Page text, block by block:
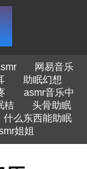
网易音乐
助眠幻想
asmr音乐中
桔
头骨助眠
什么东西能助眠
姐姐